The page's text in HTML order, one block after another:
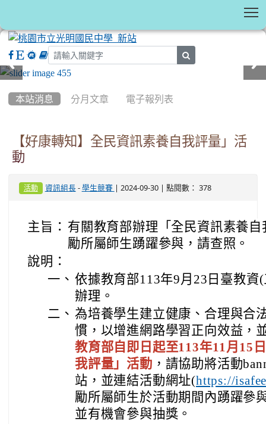
本站消息 分月文章 電子報列表
【好康轉知】全民資訊素養自我評量」活
動
活動 資訊組長- 學生競賽 | 2024-09-30 | 點閱數： 378
主旨： 有關教育部辦理「全民資訊素養
勵所屬師生踴躍參與，請查照。
說明：
一、 依據教育部113年9月23日臺教資
辦理。
二、 為培養學生建立健康、合理與合
慣，以增進網路學習正向效益，
教育部自即日起至113年11月15
我評量」活動 ，請協助將活動
站，並連結活動網址(https://
勵所屬師生於活動期間內踴躍參
並有機會參與抽獎。